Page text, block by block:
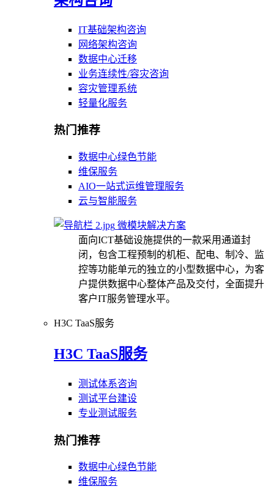
IT基础架构咨询
网络架构咨询
数据中心迁移
业务连续性/容灾咨询
容灾管理系统
轻量化服务
热门推荐
数据中心绿色节能
维保服务
AIO一站式运维管理服务
云与智能服务
微模块解决方案
面向ICT基础设施提供的一款采用通道封
闭，包含工程预制的机柜、配电、制冷、监
控等功能单元的独立的小型数据中心，为客
户提供数据中心整体产品及交付，全面提升
客户IT服务管理水平。
H3C TaaS服务
H3C TaaS服务
测试体系咨询
测试平台建设
专业测试服务
热门推荐
数据中心绿色节能
维保服务